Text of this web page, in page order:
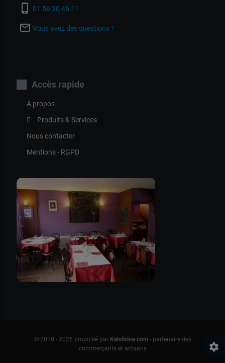
phone_iphone 01 56 20 46 11
mail_outline Vous avez des questions ?
Accès rapide
À propos
Produits & Services
Nous contacter
Mentions - RGPD
© 2010 - 2026 propulsé par Kelvitrine.com- partenaire des
commerçants et artisans
settings